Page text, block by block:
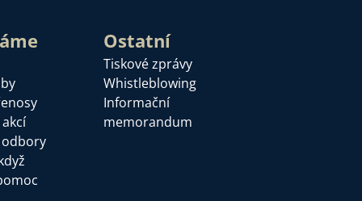
Ostatní
Tiskové zprávy
Whistleblowing
Informační
memorandum